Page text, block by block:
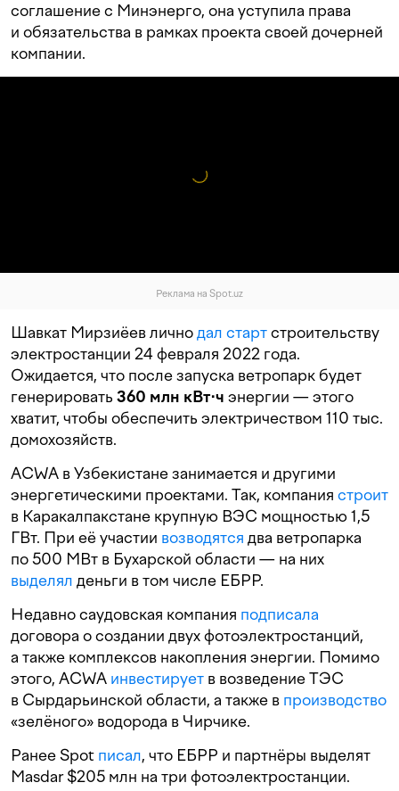
соглашение с Минэнерго, она уступила права
и обязательства в рамках проекта своей дочерней
компании.
Реклама на Spot.uz
Шавкат Мирзиёев личнодал стартстроительству
электростанции 24 февраля 2022 года.
Ожидается, что после запуска ветропарк будет
генерировать 360 млн кВт⋅ч энергии — этого
хватит, чтобы обеспечить электричеством 110 тыс.
домохозяйств.
ACWA в Узбекистане занимается и другими
энергетическими проектами. Так, компания строит
в Каракалпакстане крупную ВЭС мощностью 1,5
ГВт. При её участии возводятся два ветропарка
по 500 МВт в Бухарской области — на них
выделял деньги в том числе ЕБРР.
Недавно саудовская компания подписала
договора о создании двух фотоэлектростанций,
а также комплексов накопления энергии. Помимо
этого, ACWA инвестирует в возведение ТЭС
в Сырдарьинской области, а также в производство
«зелёного» водорода в Чирчике.
Ранее Spot писал, что ЕБРР и партнёры выделят
Masdar $205 млн на три фотоэлектростанции.